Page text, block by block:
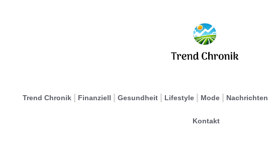
Trend Chronik Finanziell Gesundheit Lifestyle Mode Nachrichten
Kontakt